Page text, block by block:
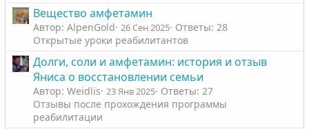
Вещество амфетамин
Автор: AlpenGold 26 Сен 2025 Ответы: 28
Открытые уроки реабилитантов
Долги, соли и амфетамин: история и отзыв
Яниса о восстановлении семьи
Автор: Weidlis 23 Янв 2025 Ответы: 27
Отзывы после прохождения программы
реабилитации